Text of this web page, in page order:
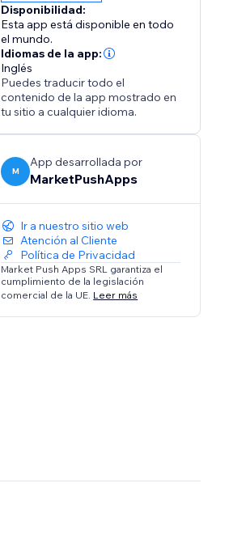
Disponibilidad:
Esta app está disponible en todo
el mundo.
Idiomas de la app:
Inglés
Puedes traducir todo el
contenido de la app mostrado en
tu sitio a cualquier idioma.
M
App desarrollada por
MarketPushApps
Ir a nuestro sitio web
Atención al Cliente
Política de Privacidad
Market Push Apps SRL garantiza el
cumplimiento de la legislación
comercial de la UE. Leer más